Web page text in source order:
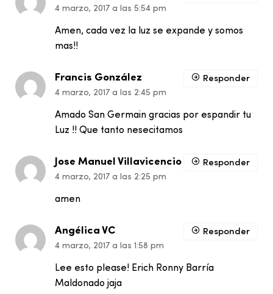
4 marzo, 2017 a las 5:54 pm
Amen, cada vez la luz se expande y somos
mas!!
Francis González
4 marzo, 2017 a las 2:45 pm
Amado San Germain gracias por espandir tu
Luz !! Que tanto nesecitamos
Responder
Jose Manuel Villavicencio
4 marzo, 2017 a las 2:25 pm
amen
Responder
Angélica VC
4 marzo, 2017 a las 1:58 pm
Lee esto please! Erich Ronny Barría
Maldonado jaja
Responder